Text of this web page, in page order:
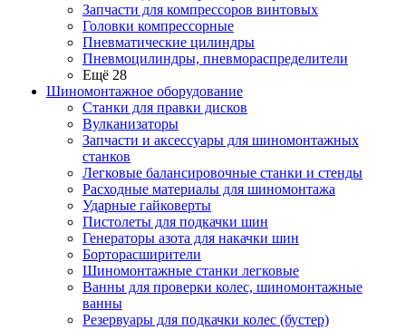
Запчасти для компрессоров винтовых
Головки компрессорные
Пневматические цилиндры
Пневмоцилиндры, пневмораспределители
Ещё 28
Шиномонтажное оборудование
Станки для правки дисков
Вулканизаторы
Запчасти и аксессуары для шиномонтажных
станков
Легковые балансировочные станки и стенды
Расходные материалы для шиномонтажа
Ударные гайковерты
Пистолеты для подкачки шин
Генераторы азота для накачки шин
Борторасширители
Шиномонтажные станки легковые
Ванны для проверки колес, шиномонтажные
ванны
Резервуары для подкачки колес (бустер)